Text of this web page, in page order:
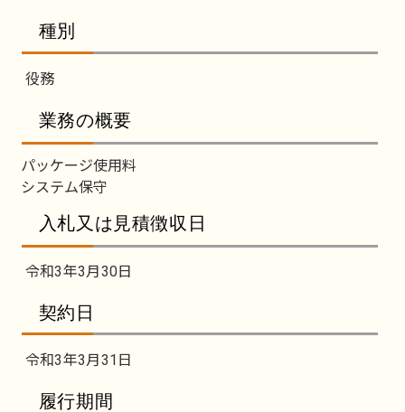
種別
役務
業務の概要
パッケージ使用料
システム保守
入札又は見積徴収日
令和3年3月30日
契約日
令和3年3月31日
履行期間